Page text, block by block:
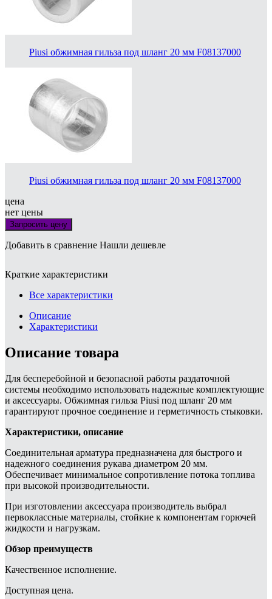
Piusi обжимная гильза под шланг 20 мм F08137000
Piusi обжимная гильза под шланг 20 мм F08137000
цена
нет цены
Запросить цену
Добавить в сравнение Нашли дешевле
Краткие характеристики
Все характеристики
Описание
Характеристики
Описание товара
Для бесперебойной и безопасной работы раздаточной
системы необходимо использовать надежные комплектующие
и аксессуары. Обжимная гильза Piusi под шланг 20 мм
гарантируют прочное соединение и герметичность стыковки.
Характеристики, описание
Соединительная арматура предназначена для быстрого и
надежного соединения рукава диаметром 20 мм.
Обеспечивает минимальное сопротивление потока топлива
при высокой производительности.
При изготовлении аксессуара производитель выбрал
первоклассные материалы, стойкие к компонентам горючей
жидкости и нагрузкам.
Обзор преимуществ
Качественное исполнение.
Доступная цена.